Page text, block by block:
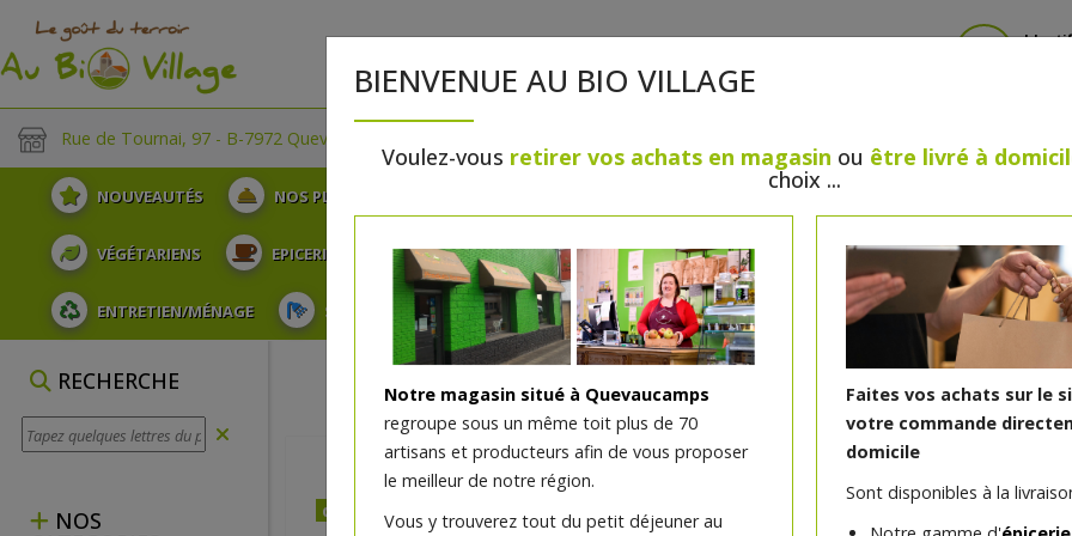
Rue de Tournai, 97 - B-7972 Quevaucamps
NOUVEAUTÉS NOS PLATEAUX
VÉGÉTARIENS EPICERIE PLATS TRAITEUR BOULANGERIE / PÂTISSERIE SANS GLUTEN, SANS
ENTRETIEN/MÉNAGE SOINS ET HYGIÈNE DU CORPS BEAUTÉ HUILES ESSENTIELLES MAISON
RECHERCHE
NOS
BIENVENUE AU BIO VILLAGE
Voulez-vous retirer vos achats en magasin ou être livré à
choix ...
Notre magasin situé à Quevaucamps
regroupe sous un même toit plus de 70
artisans et producteurs afin de vous proposer
le meilleur de notre région.
Vous y trouverez tout du petit déjeuner au
Faites vos achats sur le
votre commande
domicile
Sont disponibles à la
dès mercredi 12/08
Tofu fumé bio 200g